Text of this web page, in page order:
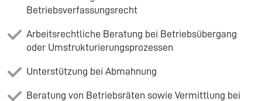
Betriebsverfassungsrecht
Arbeitsrechtliche Beratung bei Betriebsübergang
oder Umstrukturierungsprozessen
Unterstützung bei Abmahnung
Beratung von Betriebsräten sowie Vermittlung bei